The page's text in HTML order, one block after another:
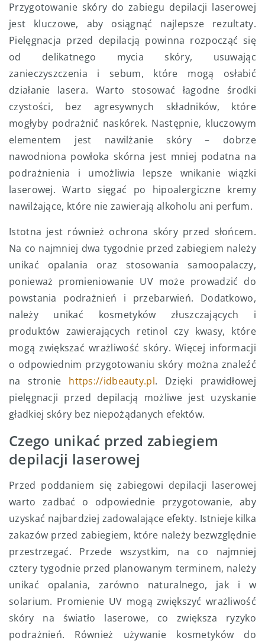
Przygotowanie skóry do zabiegu depilacji laserowej
jest kluczowe, aby osiągnąć najlepsze rezultaty.
Pielęgnacja przed depilacją powinna rozpocząć się
od delikatnego mycia skóry, usuwając
zanieczyszczenia i sebum, które mogą osłabić
działanie lasera. Warto stosować łagodne środki
czystości, bez agresywnych składników, które
mogłyby podrażnić naskórek. Następnie, kluczowym
elementem jest nawilżanie skóry – dobrze
nawodniona powłoka skórna jest mniej podatna na
podrażnienia i umożliwia lepsze wnikanie wiązki
laserowej. Warto sięgać po hipoalergiczne kremy
nawilżające, które nie zawierają alkoholu ani perfum.
Istotna jest również ochrona skóry przed słońcem.
Na co najmniej dwa tygodnie przed zabiegiem należy
unikać opalania oraz stosowania samoopalaczy,
ponieważ promieniowanie UV może prowadzić do
powstania podrażnień i przebarwień. Dodatkowo,
należy unikać kosmetyków złuszczających i
produktów zawierających retinol czy kwasy, które
mogą zwiększać wrażliwość skóry. Więcej informacji
o odpowiednim przygotowaniu skóry można znaleźć
na stronie https://idbeauty.pl. Dzięki prawidłowej
pielęgnacji przed depilacją możliwe jest uzyskanie
gładkiej skóry bez niepożądanych efektów.
Czego unikać przed zabiegiem
depilacji laserowej
Przed poddaniem się zabiegowi depilacji laserowej
warto zadbać o odpowiednie przygotowanie, aby
uzyskać najbardziej zadowalające efekty. Istnieje kilka
zakazów przed zabiegiem, które należy bezwzględnie
przestrzegać. Przede wszystkim, na co najmniej
cztery tygodnie przed planowanym terminem, należy
unikać opalania, zarówno naturalnego, jak i w
solarium. Promienie UV mogą zwiększyć wrażliwość
skóry na światło laserowe, co zwiększa ryzyko
podrażnień. Również używanie kosmetyków do